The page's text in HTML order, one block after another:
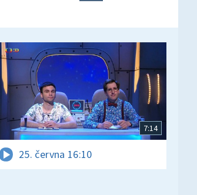
7:14
25. června 16:10